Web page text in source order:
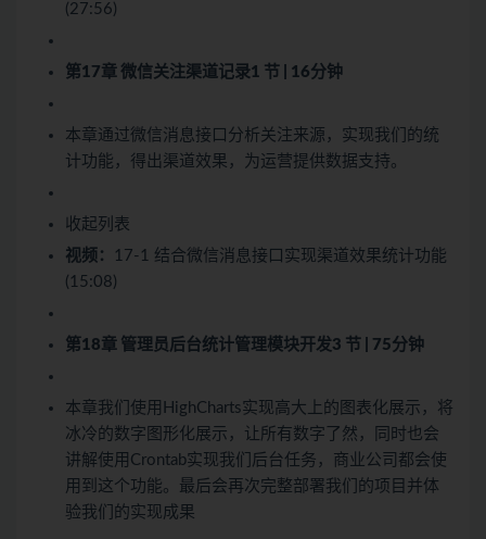
(27:56)
第17章 微信关注渠道记录1 节 | 16分钟
本章通过微信消息接口分析关注来源，实现我们的统
计功能，得出渠道效果，为运营提供数据支持。
收起列表
视频：
17-1 结合微信消息接口实现渠道效果统计功能
(15:08)
第18章 管理员后台统计管理模块开发3 节 | 75分钟
本章我们使用HighCharts实现高大上的图表化展示，将
冰冷的数字图形化展示，让所有数字了然，同时也会
讲解使用Crontab实现我们后台任务，商业公司都会使
用到这个功能。最后会再次完整部署我们的项目并体
验我们的实现成果